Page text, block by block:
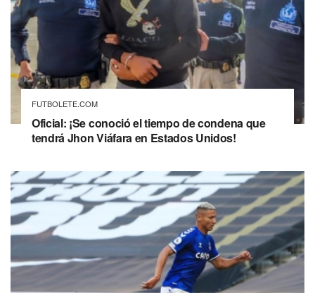
FUTBOLETE.COM
Oficial: ¡Se conoció el tiempo de condena que
tendrá Jhon Viáfara en Estados Unidos!